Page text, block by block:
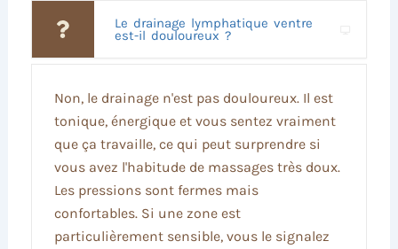
Le drainage lymphatique ventre
est-il douloureux ?
Non, le drainage n'est pas douloureux. Il est
tonique, énergique et vous sentez vraiment
que ça travaille, ce qui peut surprendre si
vous avez l'habitude de massages très doux.
Les pressions sont fermes mais
confortables. Si une zone est
particulièrement sensible, vous le signalez